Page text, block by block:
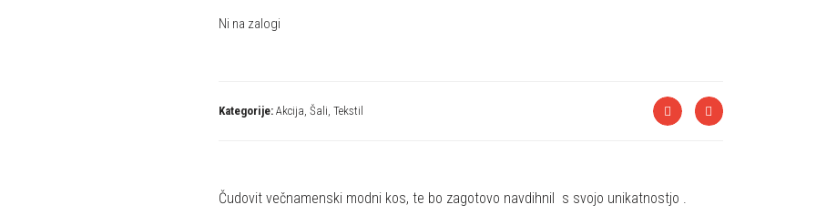
Ni na zalogi
Kategorije: Akcija, Šali, Tekstil
Čudovit večnamenski modni kos, te bo zagotovo navdihnil s svojo unikatnostjo .